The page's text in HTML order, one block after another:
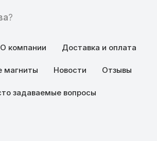
?
О компании Доставка и оплата
магниты Новости Отзывы
задаваемые вопросы